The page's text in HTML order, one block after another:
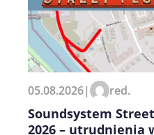
05.08.2026| red.
Soundsystem
2026 – utrudnienia